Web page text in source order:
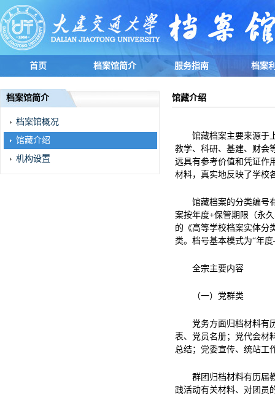
首页 档案馆简介 服务指南 档案
档案馆简介
档案馆概况
馆藏介绍
机构设置
馆藏介绍
馆藏档案主要来源于
教学、科研、基建、财会
远具有参考价值和凭证作
材料，真实地反映了学校
馆藏档案的分类编号
案按年度+保管期限（永
的《高等学校档案实体分
类。档号基本模式为“
全宗主要内容
（一）党群类
党务方面归档材料有
表、党员名册；党代会材
总结；党委宣传、统站工
群团归档材料有历届
践活动有关材料、对团员